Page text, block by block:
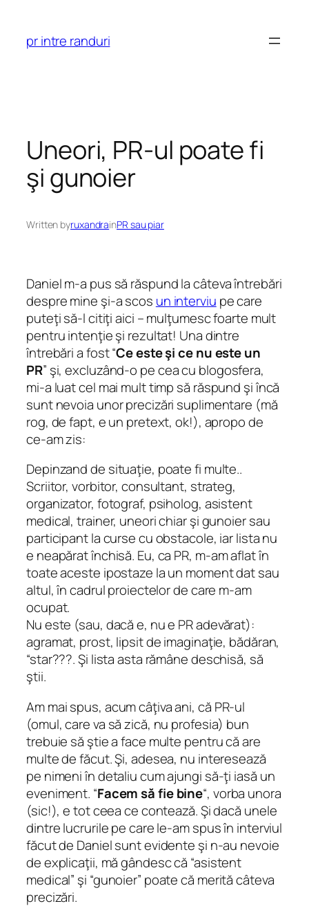
content
pr intre randuri
Uneori, PR-ul poate fi
şi gunoier
Written byruxandrainPR sau piar
Daniel m-a pus să răspund la câteva întrebări
despre mine şi-a scos un interviu pe care
puteţi să-l citiţi aici – mulţumesc foarte mult
pentru intenţie şi rezultat! Una dintre
întrebări a fost “Ce este şi ce nu este un
PR” şi, excluzând-o pe cea cu blogosfera,
mi-a luat cel mai mult timp să răspund şi încă
sunt nevoia unor precizări suplimentare (mă
rog, de fapt, e un pretext, ok!), apropo de
ce-am zis:
Depinzand de situaţie, poate fi multe..
Scriitor, vorbitor, consultant, strateg,
organizator, fotograf, psiholog, asistent
medical, trainer, uneori chiar şi gunoier sau
participant la curse cu obstacole, iar lista nu
e neapărat închisă. Eu, ca PR, m-am aflat în
toate aceste ipostaze la un moment dat sau
altul, în cadrul proiectelor de care m-am
ocupat.
Nu este (sau, dacă e, nu e PR adevărat):
agramat, prost, lipsit de imaginaţie, bădăran,
“star???. Şi lista asta rămâne deschisă, să
ştii.
Am mai spus, acum câţiva ani, că PR-ul
(omul, care va să zică, nu profesia) bun
trebuie să ştie a face multe pentru că are
multe de făcut. Şi, adesea, nu interesează
pe nimeni în detaliu cum ajungi să-ţi iasă un
eveniment. “Facem să fie bine“, vorba unora
(sic!), e tot ceea ce contează. Şi dacă unele
dintre lucrurile pe care le-am spus în interviul
făcut de Daniel sunt evidente şi n-au nevoie
de explicaţii, mă gândesc că “asistent
medical” şi “gunoier” poate că merită câteva
precizări.